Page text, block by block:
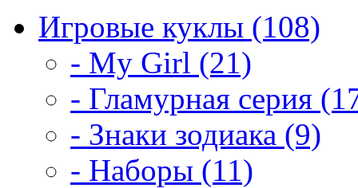
Игровые куклы (108)
- My Girl (21)
- Гламурная серия
- Знаки зодиака (9)
- Наборы (11)